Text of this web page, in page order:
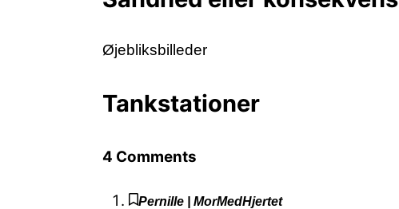
Øjebliksbilleder
Tankstationer
4 Comments
Pernille | MorMedHjertet